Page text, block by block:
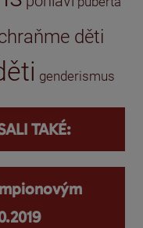
děti
genderismus
TAKÉ: